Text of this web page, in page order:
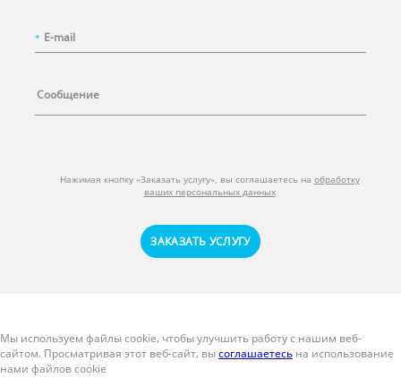
*
Нажимая кнопку «Заказать услугу», вы соглашаетесь на обработку
ваших персональных данных
ЗАКАЗАТЬ УСЛУГУ
Мы используем файлы cookie, чтобы улучшить работу с нашим веб-
сайтом. Просматривая этот веб-сайт, высоглашаетесь на использование
нами файлов cookie